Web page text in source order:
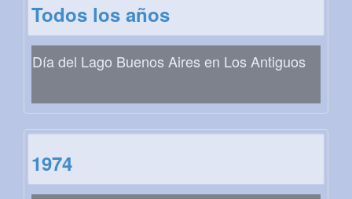
Todos los años
Día del Lago Buenos Aires en Los Antiguos
1974